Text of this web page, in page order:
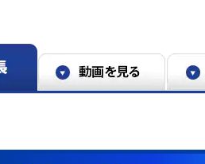
コンにおいて。2025年7月29日現在。累積24時間
自動で行うがホコリや油汚れが多い環境等で使用す
の積算消費電力量がエコロータリー コンプレッ